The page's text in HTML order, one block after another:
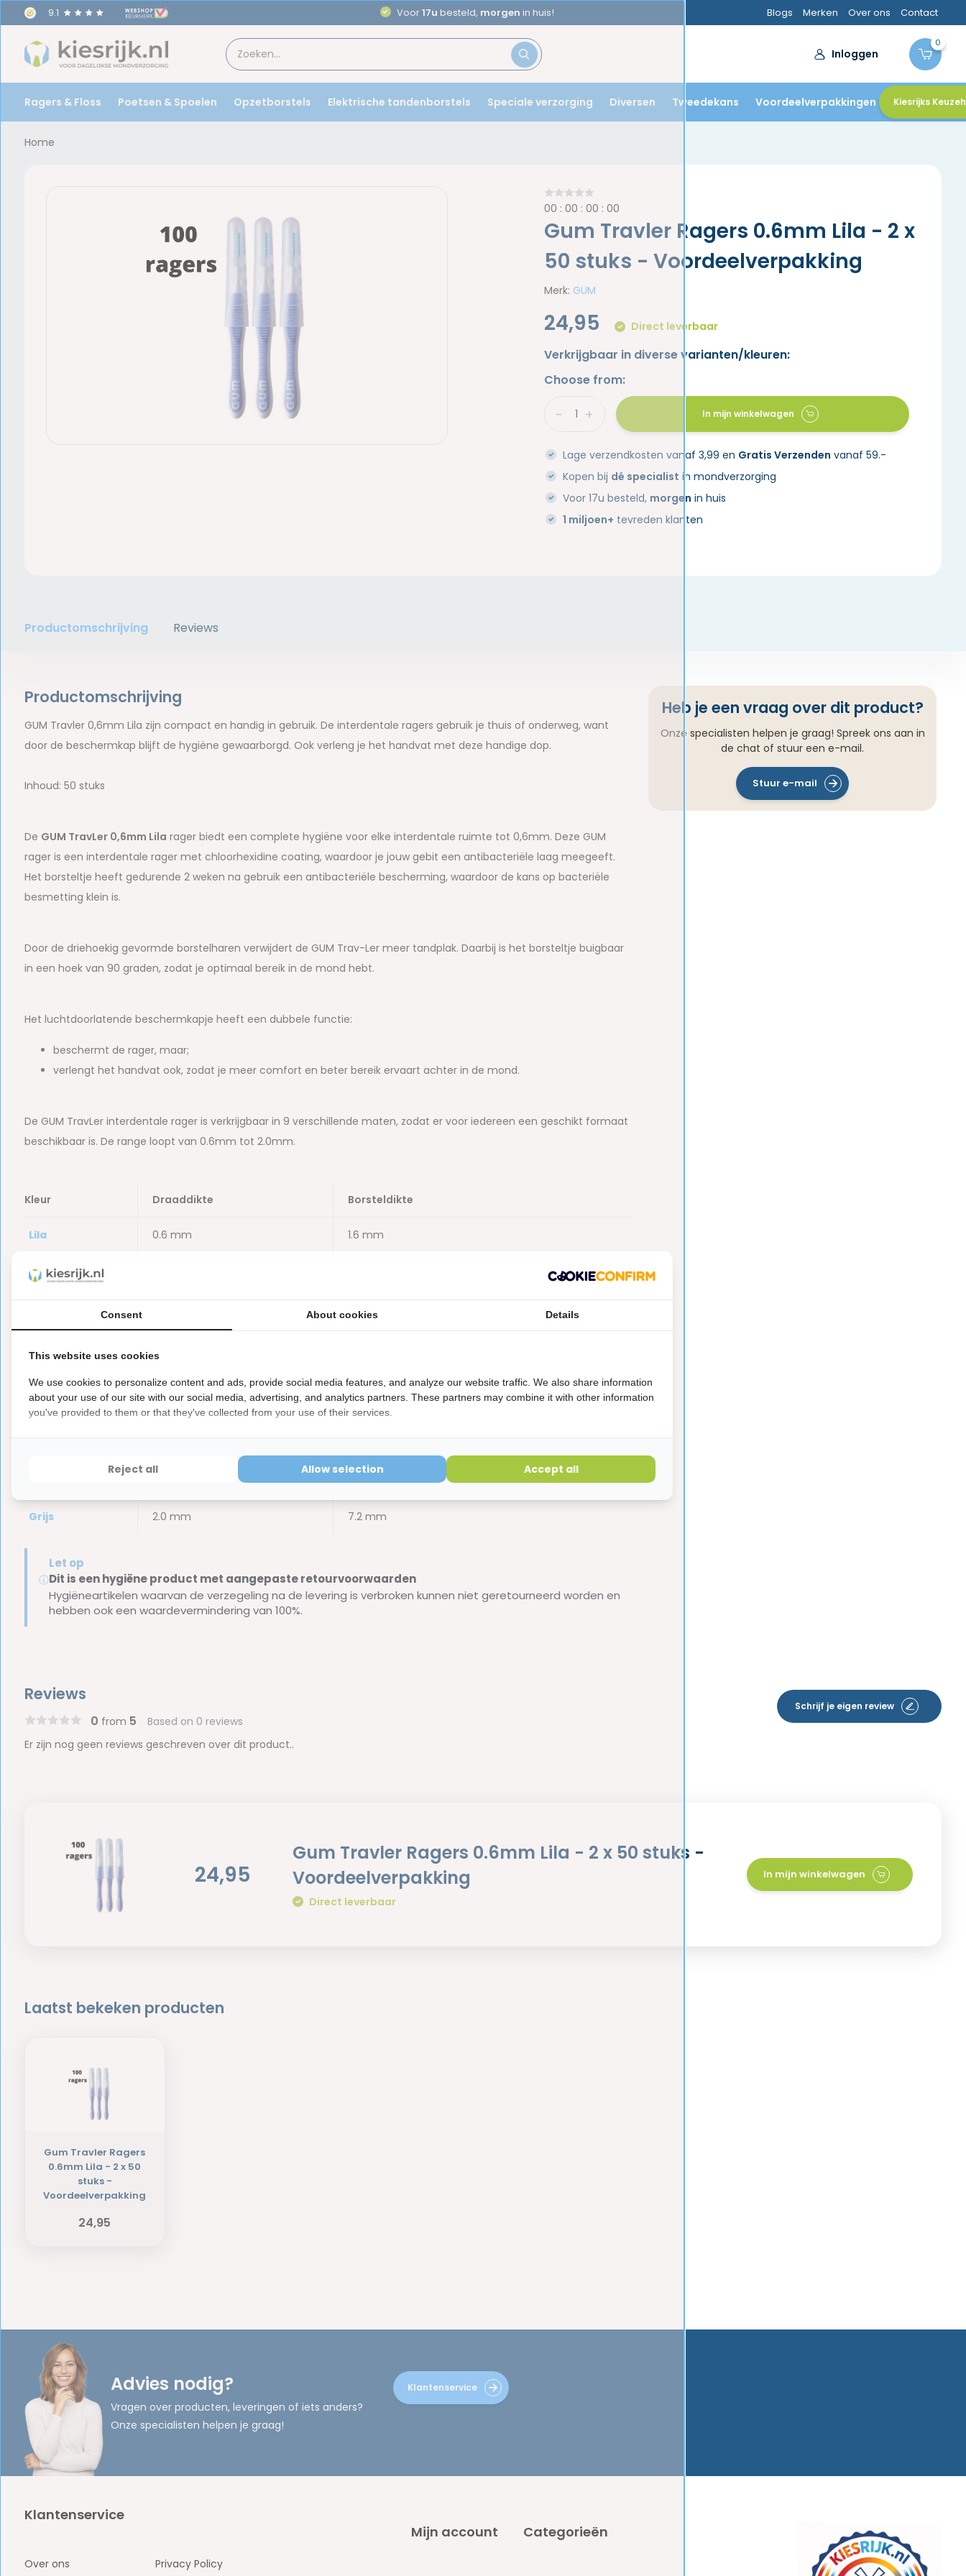
9.1 Aanbevolen doortandartsen Blogs Merken Over ons Contact
Inloggen
0
Ragers & Floss Poetsen & Spoelen Opzetborstels Elektrische tandenborstels Speciale verzorging Diversen Tweedekans Voordeelverpakkingen Kiesrijks
Home
00 :00 :00 :00
Gum Travler Ragers 0.6mm Lila - 2 x
50 stuks - Voordeelverpakking
Merk: GUM
24,95 Direct leverbaar
Verkrijgbaar in diverse varianten/kleuren:
Choose from:
+
- In mijn winkelwagen
Lage verzendkosten vanaf 3,99 en Gratis Verzenden vanaf 59.-
Kopen bij dé specialist in mondverzorging
Voor 17u besteld, morgen in huis
1 miljoen+ tevreden klanten
Productomschrijving Reviews
Productomschrijving
GUM Travler 0,6mm Lila zijn compact en handig in gebruik. De interdentale ragers gebruik je thuis of onderweg, want
door de beschermkap blijft de hygiëne gewaarborgd. Ook verleng je het handvat met deze handige dop.
Inhoud: 50 stuks
De GUM TravLer 0,6mm Lila rager biedt een complete hygiëne voor elke interdentale ruimte tot 0,6mm. Deze GUM
rager is een interdentale rager met chloorhexidine coating, waardoor je jouw gebit een antibacteriële laag meegeeft.
Het borsteltje heeft gedurende 2 weken na gebruik een antibacteriële bescherming, waardoor de kans op bacteriële
besmetting klein is.
Door de driehoekig gevormde borstelharen verwijdert de GUM Trav-Ler meer tandplak. Daarbij is het borsteltje buigbaar
in een hoek van 90 graden, zodat je optimaal bereik in de mond hebt.
Het luchtdoorlatende beschermkapje heeft een dubbele functie:
beschermt de rager, maar;
verlengt het handvat ook, zodat je meer comfort en beter bereik ervaart achter in de mond.
De GUM TravLer interdentale rager is verkrijgbaar in 9 verschillende maten, zodat er voor iedereen een geschikt formaat
beschikbaar is. De range loopt van 0.6mm tot 2.0mm.
Kleur Draaddikte Borsteldikte
Lila 0.6 mm 1.6 mm
Rood
Paars 1.2 mm 2.9 mm
Geel 1.3 mm 2.9 - 4.8 mm
3.4 - 6.4 mm
Grijs 2.0 mm 7.2 mm
ⓘ
Let op
Dit is een hygiëne product met aangepaste retourvoorwaarden
Hygiëneartikelen waarvan de verzegeling na de levering is verbroken kunnen niet geretourneerd worden en
hebben ook een waardevermindering van 100%.
Heb je een vraag over dit product?
Onze specialisten helpen je graag! Spreek ons aan in
de chat of stuur een e-mail.
Stuur e-mail
Reviews
0 from 5 Based on 0 reviews
Schrijf je eigen review
Er zijn nog geen reviews geschreven over dit product..
24,95
Gum Travler Ragers 0.6mm Lila - 2 x 50 stuks -
Voordeelverpakking
Direct leverbaar
In mijn winkelwagen
Laatst bekeken producten
Gum Travler Ragers
0.6mm Lila - 2 x 50
stuks -
Voordeelverpakking
24,95
Advies nodig?
Vragen over producten, leveringen of iets anders?
Onze specialisten helpen je graag!
Klantenservice
Klantenservice
Over ons Privacy Policy
Mijn account Categorieën
Consent About cookies Details
This website uses cookies
We use cookies to personalize content and ads, provide social media features, and analyze our website traffic. We also share information
about your use of our site with our social media, advertising, and analytics partners. These partners may combine it with other information
you've provided to them or that they've collected from your use of their services.
Reject all Allow selection Accept all